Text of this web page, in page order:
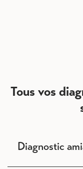
Tous vos
Diagnostic